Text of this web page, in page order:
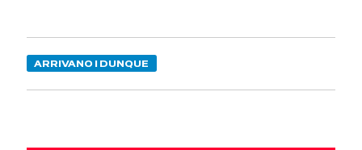
ARRIVANO I DUNQUE